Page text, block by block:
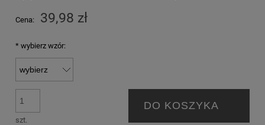
Cena: 39,98 zł
* wybierz wzór:
szt.
DO KOSZYKA